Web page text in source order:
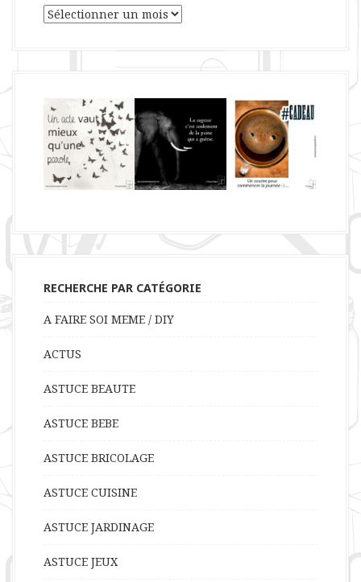
Archives
RECHERCHE PAR CATÉGORIE
A FAIRE SOI MEME / DIY
ACTUS
ASTUCE BEAUTE
ASTUCE BEBE
ASTUCE BRICOLAGE
ASTUCE CUISINE
ASTUCE JARDINAGE
ASTUCE JEUX